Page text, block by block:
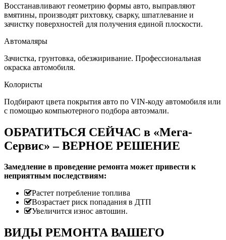
Восстанавливают геометрию формы авто, выправляют
вмятины, производят рихтовку, сварку, шпатлевание и
зачистку поверхностей для получения единой плоскости.
Автомаляры
Зачистка, грунтовка, обезжиривание. Профессиональная
окраска автомобиля.
Колористы
Подбирают цвета покрытия авто по VIN-коду автомобиля или
с помощью компьютерного подбора автоэмали.
ОБРАТИТЬСЯ СЕЙЧАС в «Мега-
Сервис» – ВЕРНОЕ РЕШЕНИЕ
Замедление в проведение ремонта может привести к
неприятным последствиям:
Растет потребление топлива
Возрастает риск попадания в ДТП
Увеличится износ автошин.
ВИДЫ РЕМОНТА ВАШЕГО